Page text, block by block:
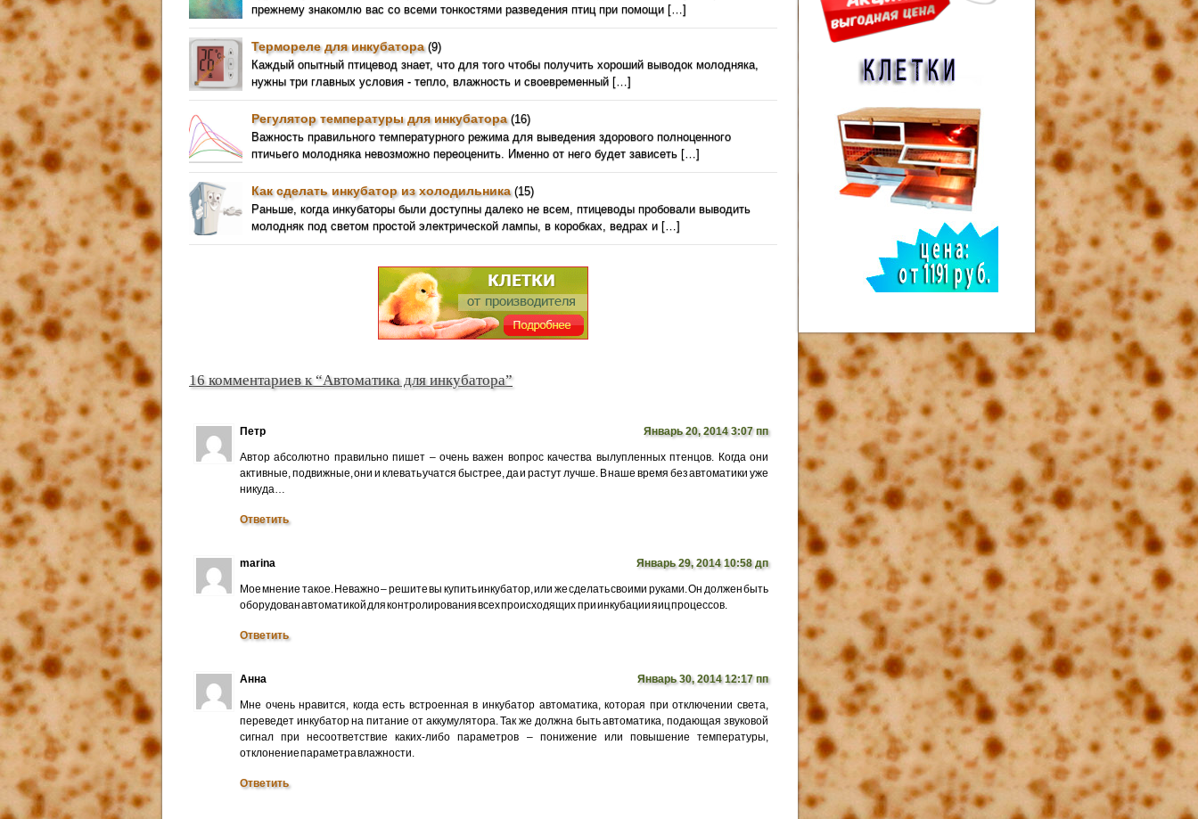
прежнему знакомлю вас со всеми тонкостями разведения птиц при помощи […]
Термореле для инкубатора(9)
Каждый опытный птицевод знает, что для того чтобы получить хороший выводок молодняка,
нужны три главных условия - тепло, влажность и своевременный […]
Регулятор температуры для инкубатора(16)
Важность правильного температурного режима для выведения здорового полноценного
птичьего молодняка невозможно переоценить. Именно от него будет зависеть […]
Как сделать инкубатор из холодильника(15)
Раньше, когда инкубаторы были доступны далеко не всем, птицеводы пробовали выводить
молодняк под светом простой электрической лампы, в коробках, ведрах и […]
16 комментариев к “Автоматика для инкубатора”
Петр Январь 20, 2014 3:07 пп
Автор абсолютно правильно пишет – очень важен вопрос качества вылупленных птенцов. Когда они
активные, подвижные, они и клевать учатся быстрее, да и растут лучше. В наше время без автоматики уже
никуда…
Ответить
marina Январь 29, 2014 10:58 дп
Мое мнение такое. Неважно – решите вы купить инкубатор, или же сделать своими руками. Он должен быть
оборудован автоматикой для контролирования всех происходящих при инкубации яиц процессов.
Ответить
Анна Январь 30, 2014 12:17 пп
Мне очень нравится, когда есть встроенная в инкубатор автоматика, которая при отключении света,
переведет инкубатор на питание от аккумулятора. Так же должна быть автоматика, подающая звуковой
сигнал при несоответствие каких-либо параметров – понижение или повышение температуры,
отклонение параметра влажности.
Ответить